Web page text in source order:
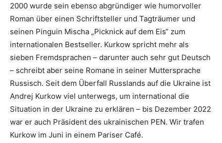
2000 wurde sein ebenso abgründiger wie humorvoller
Roman über einen Schriftsteller und Tagträumer und
seinen Pinguin Mischa „Picknick auf dem Eis“ zum
internationalen Bestseller. Kurkow spricht mehr als
sieben Fremdsprachen – darunter auch sehr gut Deutsch
– schreibt aber seine Romane in seiner Muttersprache
Russisch. Seit dem Überfall Russlands auf die Ukraine ist
Andrej Kurkow viel unterwegs, um international die
Situation in der Ukraine zu erklären – bis Dezember 2022
war er auch Präsident des ukrainischen PEN. Wir trafen
Kurkow im Juni in einem Pariser Café.